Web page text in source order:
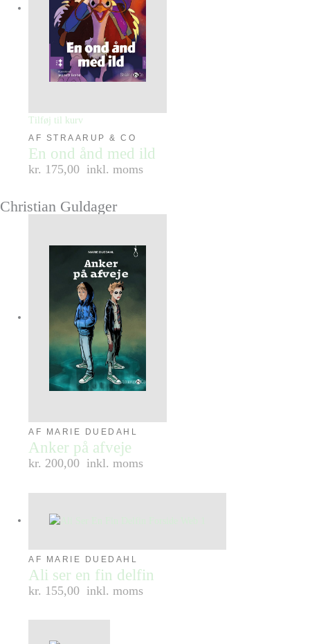
Tilføj til kurv
AF STRAARUP & CO
En ond ånd med ild
kr. 175,00 inkl. moms
Christian Guldager
AF MARIE DUEDAHL
Anker på afveje
kr. 200,00 inkl. moms
AF MARIE DUEDAHL
Ali ser en fin delfin
kr. 155,00 inkl. moms